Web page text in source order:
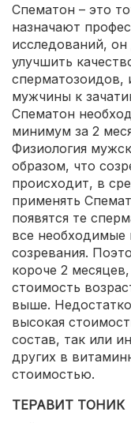
Спематон – это
назначают
исследований, он
улучшить
сперматозоидов,
мужчины к
Спематон
минимум за 2
Физиология
образом, что
происходит, в
применять
появятся те
все необходимые
созревания.
короче 2
стоимость
выше.
высокая
состав, так или
других в
стоимостью.
ТЕРАВИТ ТОНИК